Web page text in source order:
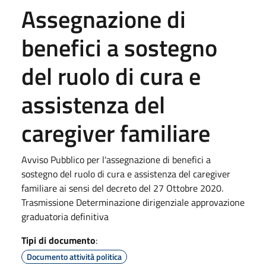
Assegnazione di
benefici a sostegno
del ruolo di cura e
assistenza del
caregiver familiare
Avviso Pubblico per l'assegnazione di benefici a
sostegno del ruolo di cura e assistenza del caregiver
familiare ai sensi del decreto del 27 Ottobre 2020.
Trasmissione Determinazione dirigenziale approvazione
graduatoria definitiva
Tipi di documento:
Documento attività politica